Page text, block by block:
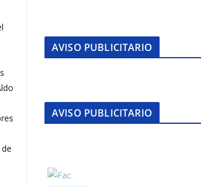
AVISO PUBLICITARIO
AVISO PUBLICITARIO